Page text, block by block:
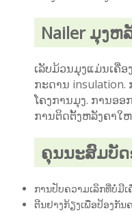
Nailer ມຸງຫ
ເລັບມ້ວນມຸງແມ່ນເຄື່ອ
ກະດານ insulation.
ໂຄງການມຸງ. ການອ
ການຕິດຕັ້ງຫລັງຄາໃ
ຄຸນນະສົມບັດ
ການປັບຄວາມເລິກທີ່ບໍ່ມີ
ຕີນຢາງກ້ຽງເພື່ອປ້ອງກັ